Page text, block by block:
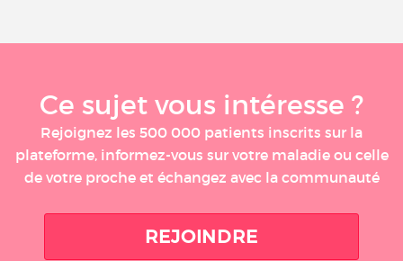
Ce sujet vous intéresse ?
Rejoignez les 500 000 patients inscrits sur la
plateforme, informez-vous sur votre maladie ou celle
de votre proche et échangez avec la communauté
REJOINDRE